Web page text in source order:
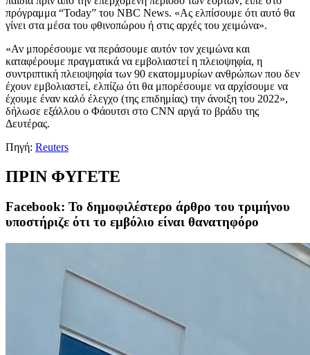
πρόγραμμα “Today” του NBC News. «Ας ελπίσουμε ότι αυτό θα
γίνει στα μέσα του φθινοπώρου ή στις αρχές του χειμώνα».
«Αν μπορέσουμε να περάσουμε αυτόν τον χειμώνα και
καταφέρουμε πραγματικά να εμβολιαστεί η πλειοψηφία, η
συντριπτική πλειοψηφία των 90 εκατομμυρίων ανθρώπων που δεν
έχουν εμβολιαστεί, ελπίζω ότι θα μπορέσουμε να αρχίσουμε να
έχουμε έναν καλό έλεγχο (της επιδημίας) την άνοιξη του 2022»,
δήλωσε εξάλλου ο Φάουτσι στο CNN αργά το βράδυ της
Δευτέρας.
Πηγή: Reuters
ΠΡΙΝ ΦΥΓΕΤΕ
Facebook: Το δημοφιλέστερο άρθρο του τριμήνου
υποστήριζε ότι το εμβόλιο είναι θανατηφόρο